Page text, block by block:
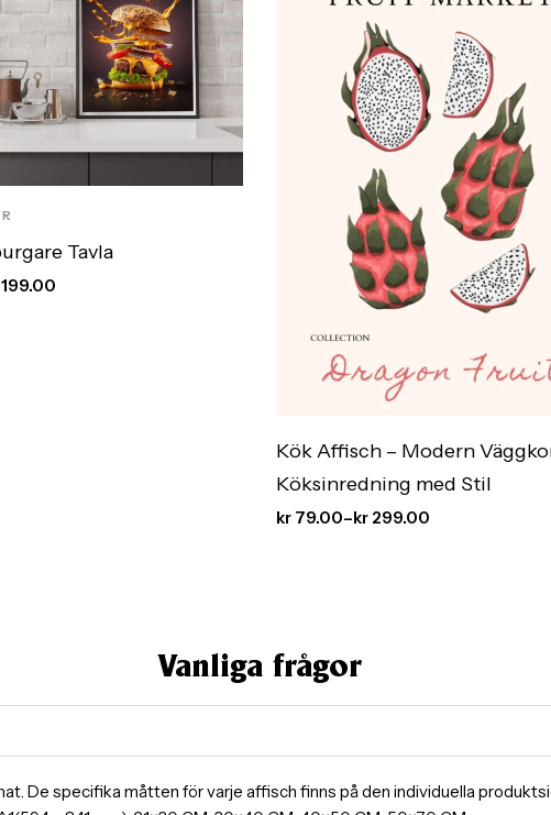
Tavla
199.00
Kök Affisch – Modern
Köksinredning med Stil
kr 79.00–kr 299.00
Vanliga frågor
De specifika måtten för varje affisch finns på den individuella